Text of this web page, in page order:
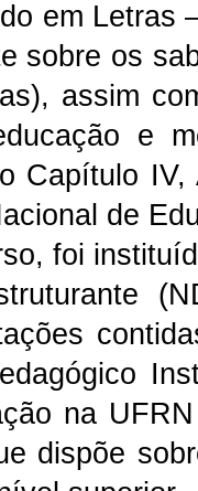
em Letras
sobre os
assim
e
Capítulo
de
foi
na
dispõe